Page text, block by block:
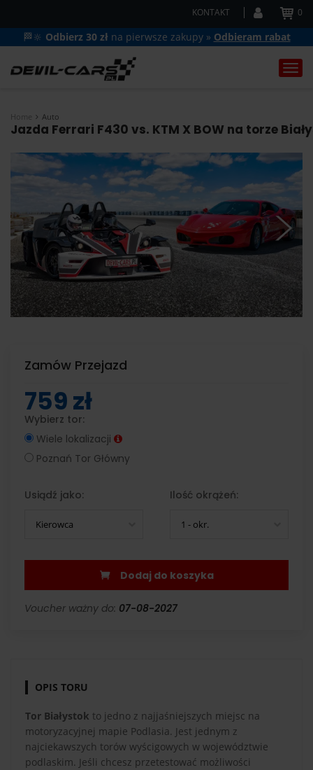
KONTAKT 0
🏁🔆 Odbierz 30 zł na pierwsze zakupy » Odbieram rabat
Home Auto
Jazda Ferrari F430 vs. KTM X BOW na torze
Zamów Przejazd
759 zł
Wybierz tor:
Wiele lokalizacji
Poznań Tor Główny
Usiądź jako:
Kierowca
Ilość okrążeń:
1 - okr.
Dodaj do koszyka
Voucher ważny do: 07-08-2027
OPIS TORU
Tor Białystok to jedno z najjaśniejszych miejsc na
motoryzacyjnej mapie Podlasia. Jest jednym z
najciekawszych torów wyścigowych w województwie
podlaskim. Jeśli chcesz przetestować możliwości